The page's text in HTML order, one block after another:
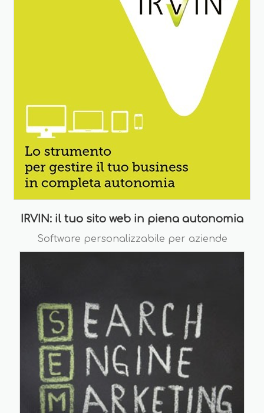
IRVIN: il tuo sito web in piena autonomia
Software personalizzabile per aziende